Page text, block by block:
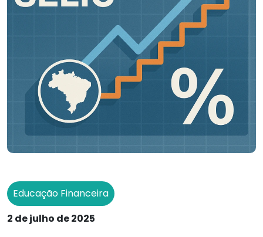
Educação Financeira
2 de julho de 2025